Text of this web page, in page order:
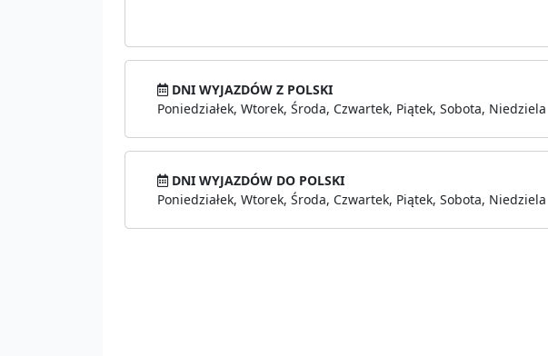
DNI WYJAZDÓW Z POLSKI
Poniedziałek, Wtorek, Środa, Czwartek, Piątek, Sobota, Niedziela
DNI WYJAZDÓW DO POLSKI
Poniedziałek, Wtorek, Środa, Czwartek, Piątek, Sobota, Niedziela